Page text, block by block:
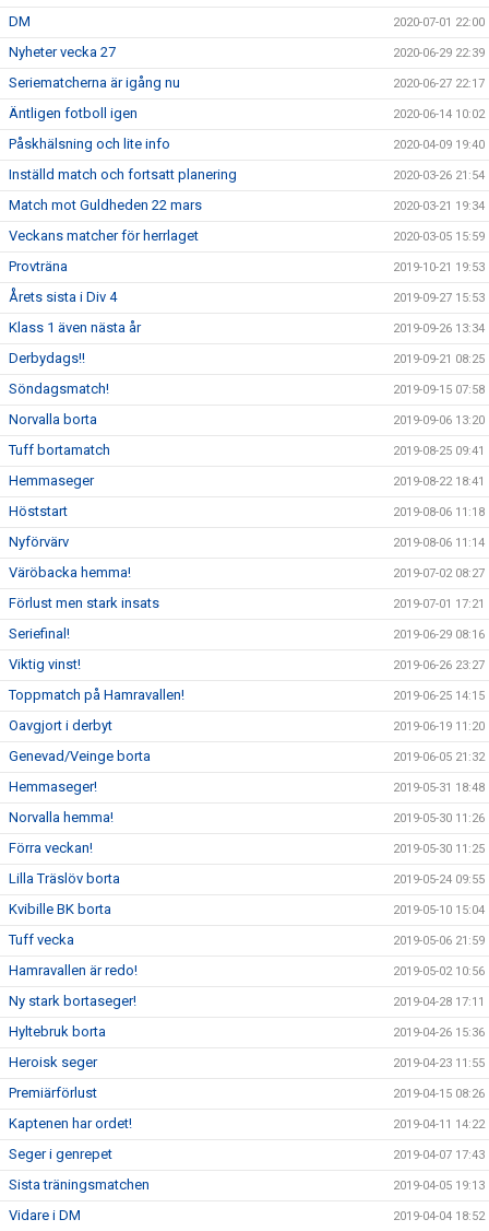
DM 2020-07-01 22:00
Nyheter vecka 27 2020-06-29 22:39
Seriematcherna är igång nu 2020-06-27 22:17
Äntligen fotboll igen 2020-06-14 10:02
Påskhälsning och lite info 2020-04-09 19:40
Inställd match och fortsatt planering 2020-03-26 21:54
Match mot Guldheden 22 mars 2020-03-21 19:34
Veckans matcher för herrlaget 2020-03-05 15:59
Provträna 2019-10-21 19:53
Årets sista i Div 4 2019-09-27 15:53
Klass 1 även nästa år 2019-09-26 13:34
Derbydags!! 2019-09-21 08:25
Söndagsmatch! 2019-09-15 07:58
Norvalla borta 2019-09-06 13:20
Tuff bortamatch 2019-08-25 09:41
Hemmaseger 2019-08-22 18:41
Höststart 2019-08-06 11:18
Nyförvärv 2019-08-06 11:14
Väröbacka hemma! 2019-07-02 08:27
Förlust men stark insats 2019-07-01 17:21
Seriefinal! 2019-06-29 08:16
Viktig vinst! 2019-06-26 23:27
Toppmatch på Hamravallen! 2019-06-25 14:15
Oavgjort i derbyt 2019-06-19 11:20
Genevad/Veinge borta 2019-06-05 21:32
Hemmaseger! 2019-05-31 18:48
Norvalla hemma! 2019-05-30 11:26
Förra veckan! 2019-05-30 11:25
Lilla Träslöv borta 2019-05-24 09:55
Kvibille BK borta 2019-05-10 15:04
Tuff vecka 2019-05-06 21:59
Hamravallen är redo! 2019-05-02 10:56
Ny stark bortaseger! 2019-04-28 17:11
Hyltebruk borta 2019-04-26 15:36
Heroisk seger 2019-04-23 11:55
Premiärförlust 2019-04-15 08:26
Kaptenen har ordet! 2019-04-11 14:22
Seger i genrepet 2019-04-07 17:43
Sista träningsmatchen 2019-04-05 19:13
Vidare i DM 2019-04-04 18:52